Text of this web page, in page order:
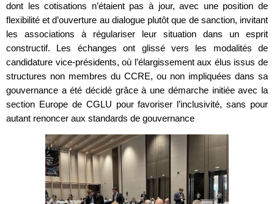
dont les cotisations n’étaient pas à jour, avec une position de
flexibilité et d’ouverture au dialogue plutôt que de sanction, invitant
les associations à régulariser leur situation dans un esprit
constructif. Les échanges ont glissé vers les modalités de
candidature vice-présidents, où l’élargissement aux élus issus de
structures non membres du CCRE, ou non impliquées dans sa
gouvernance a été décidé grâce à une démarche initiée avec la
section Europe de CGLU pour favoriser l’inclusivité, sans pour
autant renoncer aux standards de gouvernance